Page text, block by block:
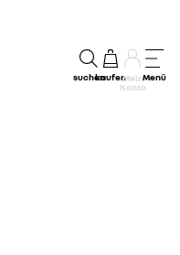
suchenkaufenMein
Konto
Menü